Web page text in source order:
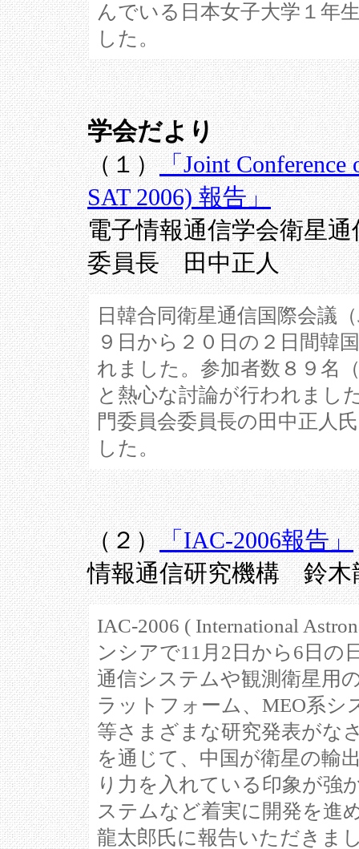
んでいる日本女子大学１年
した。
学会だより
（１）「Joint Conference
SAT 2006) 報告」
電子情報通信学会衛星
委員長 田中正人
日韓合同衛星通信国際会議
９日から２０日の２日間韓
れました。参加者数８９名
と熱心な討論が行われまし
門委員会委員長の田中正人
した。
（２）「IAC-2006報告」
情報通信研究機構
IAC-2006 ( International
ンシアで11月2日から6日の
通信システムや観測衛星用
ラットフォーム、MEO系シ
等さまざまな研究発表がな
を通じて、中国が衛星の輸
り力を入れている印象が強
ステムなど着実に開発を進
龍太郎氏に報告いただきま